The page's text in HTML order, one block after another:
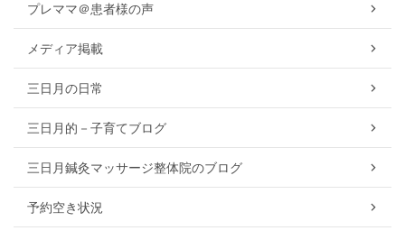
プレママ＠患者様の声
メディア掲載
三日月の日常
三日月的－子育てブログ
三日月鍼灸マッサージ整体院のブログ
予約空き状況